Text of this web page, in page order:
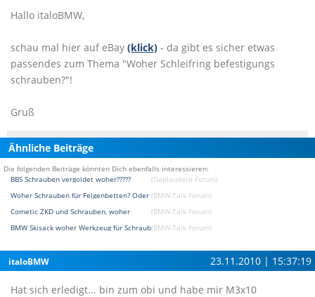
Hallo italoBMW,
schau mal hier auf eBay (klick) - da gibt es sicher etwas
passendes zum Thema "Woher Schleifring befestigungs
schrauben?"!
Gruß
Ähnliche Beiträge
Die folgenden Beiträge könnten Dich ebenfalls interessieren:
BBS Schrauben vergoldet woher?????
(Geplaudere Forum)
Woher Schrauben für Felgenbetten? Oder reinigen?(BMW-Talk Forum)
Cometic ZKD und Schrauben, woher
(BMW-Talk Forum)
BMW Skisack woher Werkzeug für Schrauben ?(BMW-Talk Forum)
italoBMW 23.11.2010 | 15:37:19
Hat sich erledigt... bin zum obi und habe mir M3x10